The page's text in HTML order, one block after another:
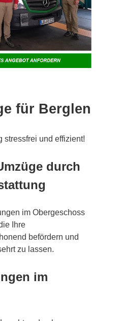
für Berglen
stressfrei und effizient!
durch
im Obergeschoss
Ihre
befördern und
zu lassen.
im